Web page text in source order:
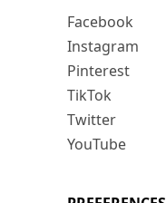
Facebook
Instagram
Pinterest
TikTok
Twitter
YouTube